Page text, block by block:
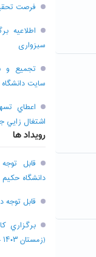
فرصت
سبزواری
تجميع و
سايت دانشگاه
اعطاي
اشتغال زايي
رویداد ها
دانشگاه
قابل توجه
برگزاري
(زمستان ۱۴۰۳ – استاد بهرامي)